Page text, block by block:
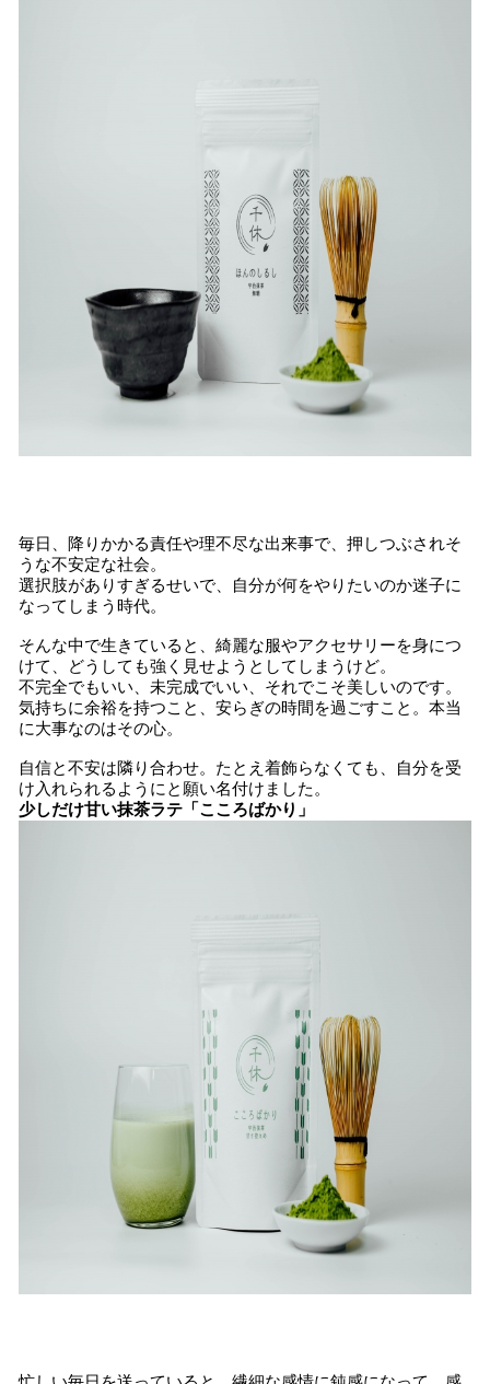
毎日、降りかかる責任や理不尽な出来事で、押しつぶされそ
うな不安定な社会。
選択肢がありすぎるせいで、自分が何をやりたいのか迷子に
なってしまう時代。
そんな中で生きていると、綺麗な服やアクセサリーを身につ
けて、どうしても強く見せようとしてしまうけど。
不完全でもいい、未完成でいい、それでこそ美しいのです。
気持ちに余裕を持つこと、安らぎの時間を過ごすこと。本当
に大事なのはその心。
自信と不安は隣り合わせ。たとえ着飾らなくても、自分を受
け入れられるようにと願い名付けました。
少しだけ甘い抹茶ラテ「こころばかり」